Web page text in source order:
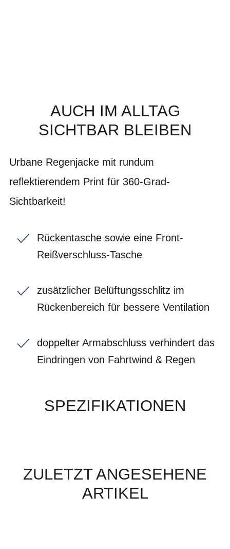
AUCH IM ALLTAG
SICHTBAR BLEIBEN
Urbane Regenjacke mit rundum
reflektierendem Print für 360-Grad-
Sichtbarkeit!
Rückentasche sowie eine Front-
Reißverschluss-Tasche
zusätzlicher Belüftungsschlitz im
Rückenbereich für bessere Ventilation
doppelter Armabschluss verhindert das
Eindringen von Fahrtwind & Regen
SPEZIFIKATIONEN
ZULETZT ANGESEHENE
ARTIKEL